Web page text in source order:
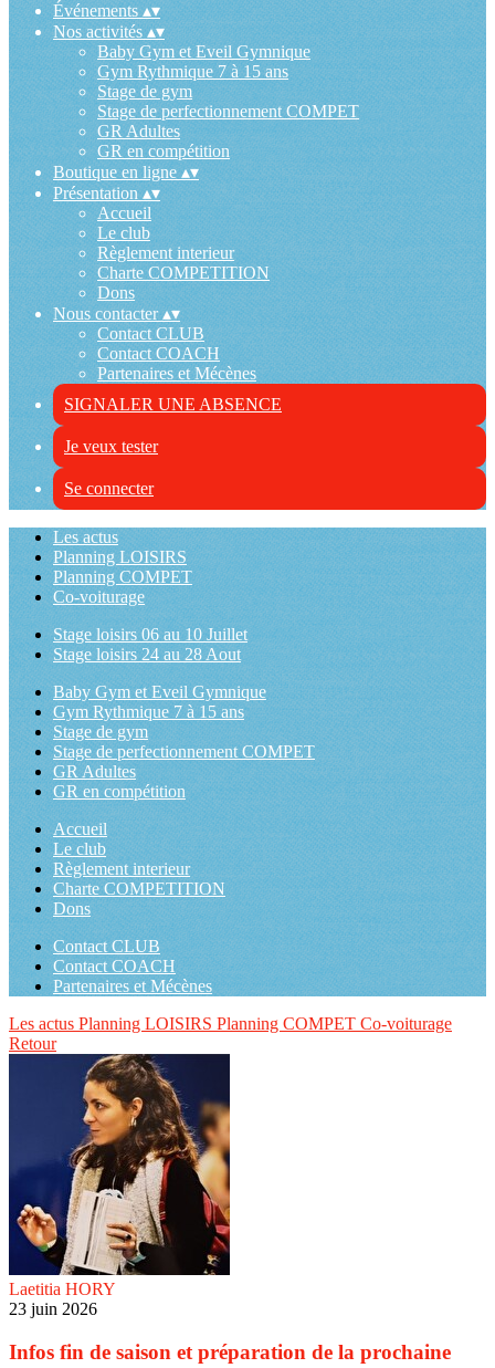
Événements▴▾
Nos activités▴▾
Baby Gym et Eveil Gymnique
Gym Rythmique 7 à 15 ans
Stage de gym
Stage de perfectionnement COMPET
GR Adultes
GR en compétition
Boutique en ligne ▴▾
Présentation▴▾
Accueil
Le club
Règlement interieur
Charte COMPETITION
Dons
Nous contacter▴▾
Contact CLUB
Contact COACH
Partenaires et Mécènes
SIGNALER UNE ABSENCE
Je veux tester
Se connecter
Les actus
Planning LOISIRS
Planning COMPET
Co-voiturage
Stage loisirs 06 au 10 Juillet
Stage loisirs 24 au 28 Aout
Baby Gym et Eveil Gymnique
Gym Rythmique 7 à 15 ans
Stage de gym
Stage de perfectionnement COMPET
GR Adultes
GR en compétition
Accueil
Le club
Règlement interieur
Charte COMPETITION
Dons
Contact CLUB
Contact COACH
Partenaires et Mécènes
Les actus Planning LOISIRS Planning COMPET Co-voiturage
Retour
Laetitia HORY
23 juin 2026
Infos fin de saison et préparation de la prochaine